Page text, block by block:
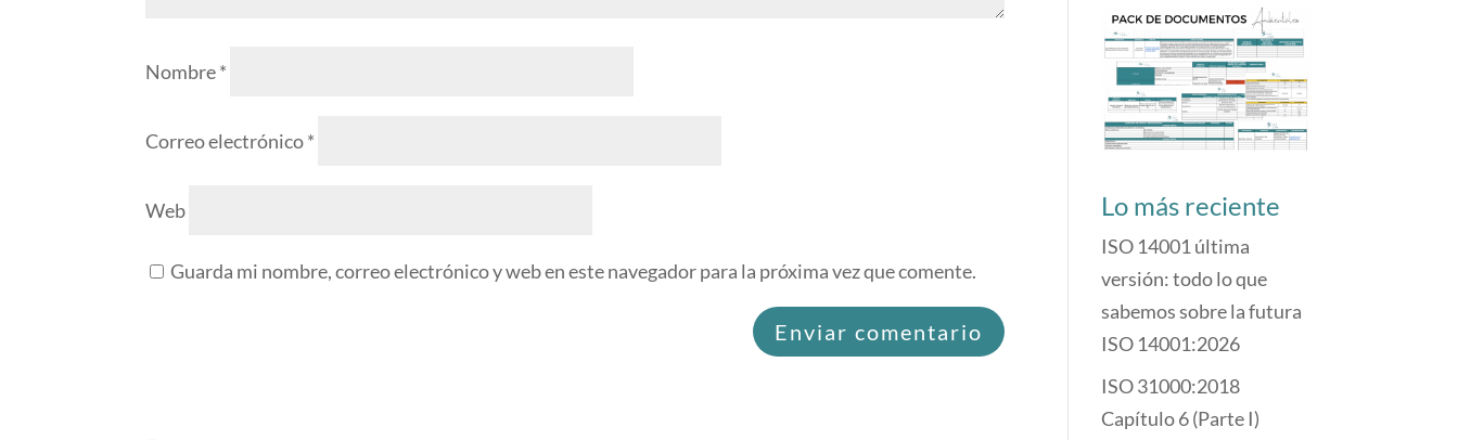
Nombre*
Correo electrónico*
Web
Guarda mi nombre, correo electrónico y web en este navegador para la próxima vez que comente.
Lo más reciente
ISO 14001 última
versión: todo lo que
sabemos sobre la futura
ISO 14001:2026
ISO 31000:2018
Capítulo 6 (Parte I)